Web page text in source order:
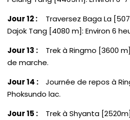
Jour 12 :
Traversez Baga La
Dajok Tang [4080 m]: Environ 6
Jour 13 :
Trek à Ringmo [3600
de marche.
Jour 14 :
Journée de repos à
Phoksundo lac.
Jour 15 :
Trek à Shyanta